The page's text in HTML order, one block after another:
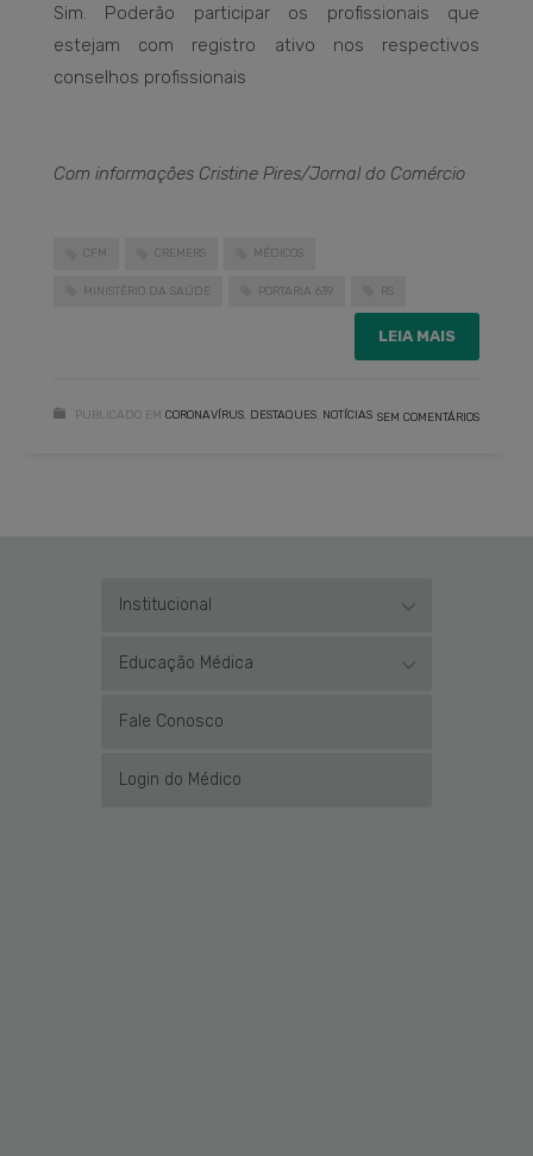
Sim. Poderão participar os profissionais que
estejam com registro ativo nos respectivos
conselhos profissionais
Com informações Cristine Pires/Jornal do Comércio
CFM CREMERS MÉDICOS
MINISTÉRIO DA SAÚDE PORTARIA 639 RS
LEIA MAIS
PUBLICADO EM CORONAVÍRUS DESTAQUES NOTÍCIAS SEM COMENTÁRIOS
Institucional
Educação Médica
Fale Conosco
Login do Médico